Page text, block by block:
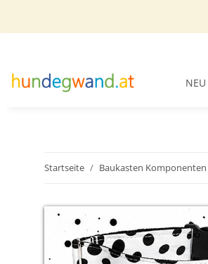
NEU
Startseite Baukasten Komponenten